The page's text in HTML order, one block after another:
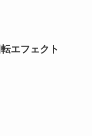
エフェクト